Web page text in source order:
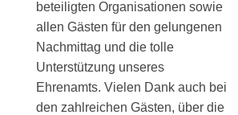
beteiligten Organisationen sowie
allen Gästen für den gelungenen
Nachmittag und die tolle
Unterstützung unseres
Ehrenamts. Vielen Dank auch bei
den zahlreichen Gästen, über die